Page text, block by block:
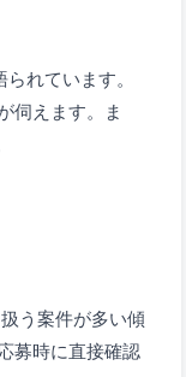
れています。
伺えます。ま
う案件が多い傾
募時に直接確認